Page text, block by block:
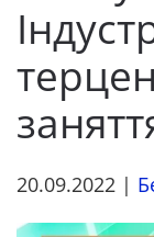
20.09.2022 |